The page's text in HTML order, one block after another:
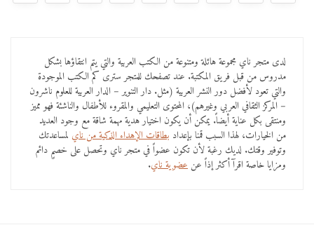
لدى متجر ناي مجموعة هائلة ومتنوعة من الكتب العربية والتي يتم انتقاؤها بشكل
مدروس من قبل فريق المكتبة. عند تصفحك للمتجر سترى كم الكتب الموجودة
والتي تعود لأفضل دور النشر العربية (مثل. دار التنوير – الدار العربية للعلوم ناشرون
– المركز الثقافي العربي وغيرهم)، المحتوى التعليمي والمقروء للأطفال والناشئة فهو مميز
ومنتقى بكل عناية أيضاً. يمكن أن يكون اختيار هدية مهمة شاقة مع وجود العديد
من الخيارات، لهذا السبب قمنا بإعداد بطاقات الإهداء الذكية من ناي لمساعدتك
وتوفير وقتك. لديك رغبة لأن تكون عضواً في متجر ناي وتحصل على خصمٍ دائم
ومزايا خاصة اقرآ أكثر إذاً عن عضوية ناي.